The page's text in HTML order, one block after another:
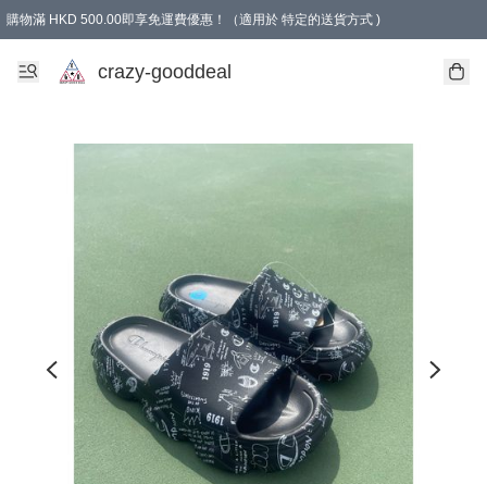
購物滿 HKD 500.00即享免運費優惠！（適用於 特定的送貨方式 )
成為會員可享免費禮品
crazy-gooddeal